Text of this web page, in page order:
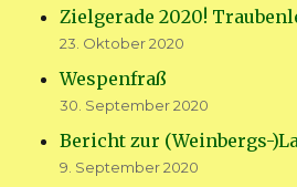
Zielgerade 2020!
23. Oktober 2020
Wespenfraß
30. September 2020
Bericht zur (Weinbergs-
9. September 2020